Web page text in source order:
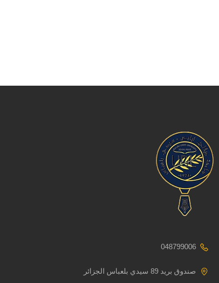
048799006
صندوق بريد 89 سيدي بلعباس الجزائر